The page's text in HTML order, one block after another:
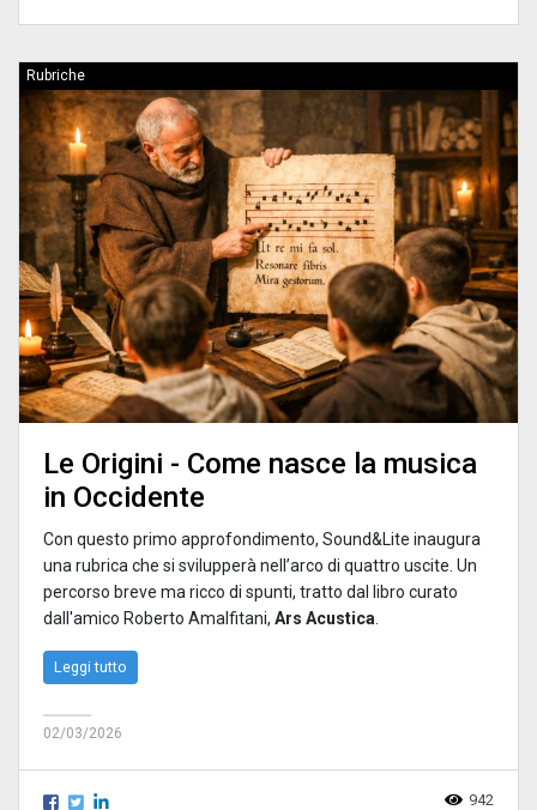
Rubriche
Le Origini - Come nasce la musica
in Occidente
Con questo primo approfondimento, Sound&Lite inaugura
una rubrica che si svilupperà nell’arco di quattro uscite. Un
percorso breve ma ricco di spunti, tratto dal libro curato
dall'amico Roberto Amalfitani, Ars Acustica
Leggi tutto
02/03/2026
942